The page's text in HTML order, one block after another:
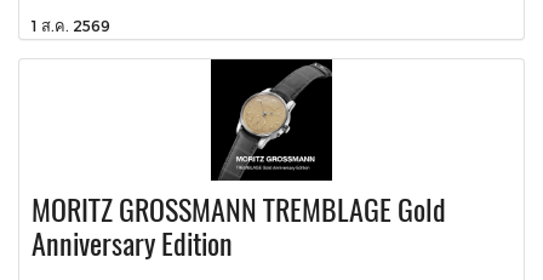
1 ส.ค. 2569
MORITZ GROSSMANN TREMBLAGE Gold
Anniversary Edition